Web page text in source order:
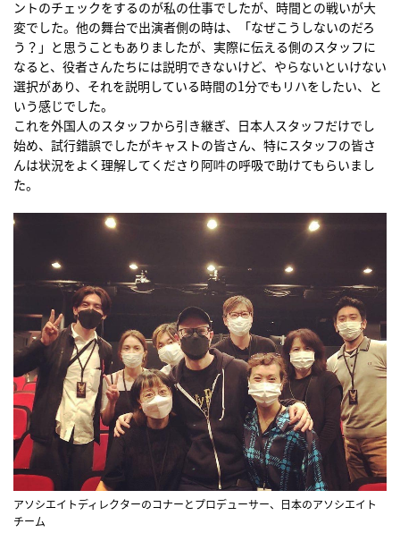
ントのチェックをするのが私の仕事でしたが、時間との戦いが大
変でした。他の舞台で出演者側の時は、「なぜこうしないのだろ
う？」と思うこともありましたが、実際に伝える側のスタッフに
なると、役者さんたちには説明できないけど、やらないといけない
選択があり、それを説明している時間の1分でもリハをしたい、と
いう感じでした。
これを外国人のスタッフから引き継ぎ、日本人スタッフだけでし
始め、試行錯誤でしたがキャストの皆さん、特にスタッフの皆さ
んは状況をよく理解してくださり阿吽の呼吸で助けてもらいまし
た。
アソシエイトディレクターのコナーとプロデューサー、日本のアソシエイト
チーム